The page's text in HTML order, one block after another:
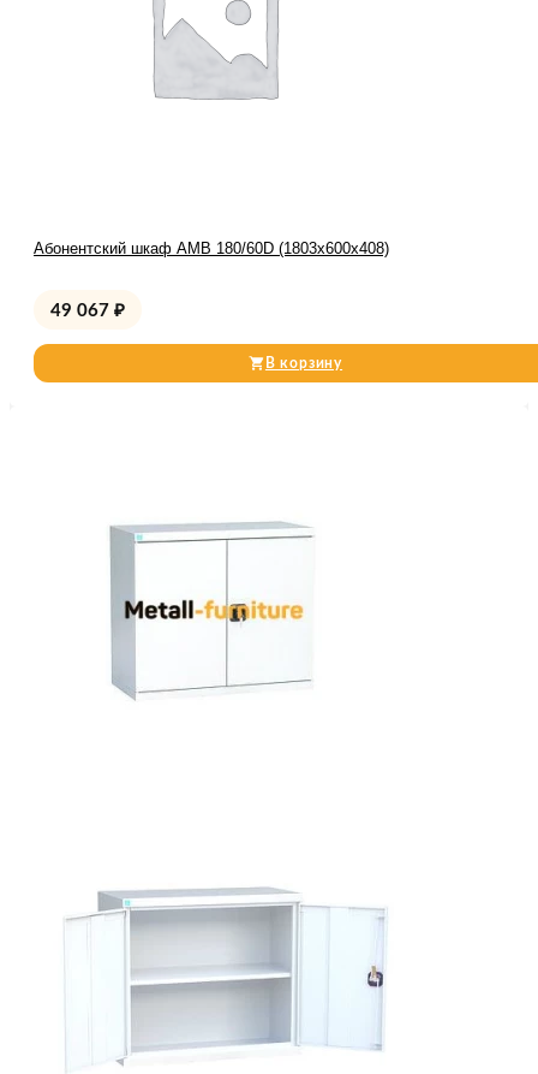
Абонентский шкаф AMB 180/60D (1803x600x408)
49 067 ₽
В корзину